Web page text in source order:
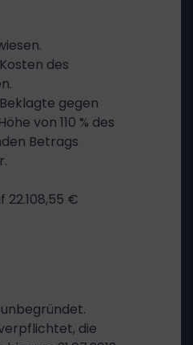
des
gegen
von 110 % des
Betrags
€
die